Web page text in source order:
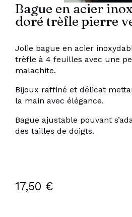
Bague en acier
doré trèfle pierre
Jolie bague en acier
trèfle à 4 feuilles avec une
malachite.
Bijoux raffiné et délicat
la main avec élégance.
Bague ajustable pouvant
des tailles de doigts.
17,50 €